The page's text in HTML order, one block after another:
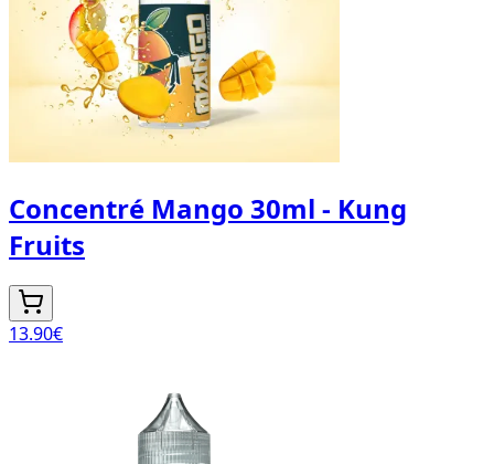
Concentré Mango 30ml - Kung
Fruits
13.90€